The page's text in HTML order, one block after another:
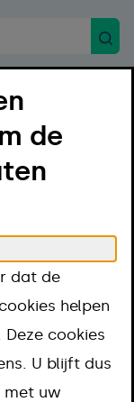
en leningen
de
dat de
helpen
cookies
U blijft dus
met uw